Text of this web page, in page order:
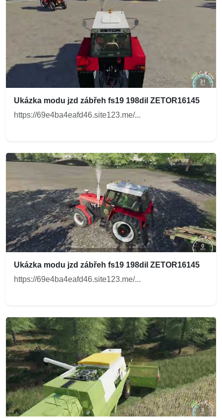
Ukázka modu jzd zábřeh fs19 198dil ZETOR16145
https://69e4ba4eafd46.site123.me/...
Ukázka modu jzd zábřeh fs19 198dil ZETOR16145
https://69e4ba4eafd46.site123.me/...